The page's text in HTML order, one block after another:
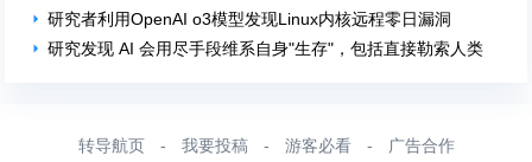
研究者利用OpenAI o3模型发现Linux内核远程零日漏洞
研究发现 AI 会用尽手段维系自身"生存"，包括直接勒索人类
转导航页 - 我要投稿 - 游客必看 - 广告合作